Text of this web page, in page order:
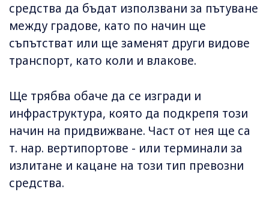
средства да бъдат използвани за пътуване
между градове, като по начин ще
съпътстват или ще заменят други видове
транспорт, като коли и влакове.
Ще трябва обаче да се изгради и
инфраструктура, която да подкрепя този
начин на придвижване. Част от нея ще са
т. нар. вертипортове - или терминали за
излитане и кацане на този тип превозни
средства.